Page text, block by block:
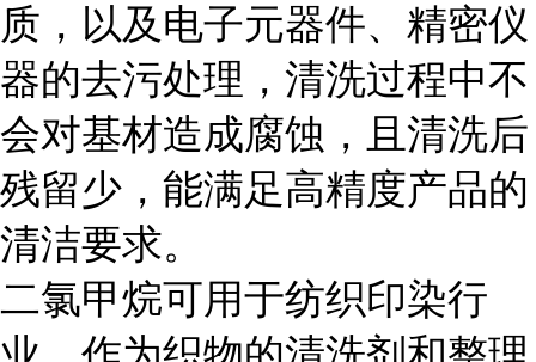
质，以及电子元器件、精密仪
器的去污处理，清洗过程中不
会对基材造成腐蚀，且清洗后
残留少，能满足高精度产品的
清洁要求。
二氯甲烷可用于纺织印染行